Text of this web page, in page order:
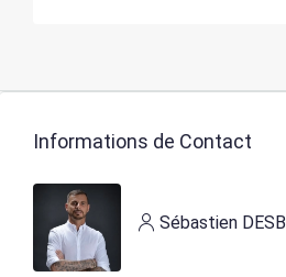
Informations de Contact
Sébastien